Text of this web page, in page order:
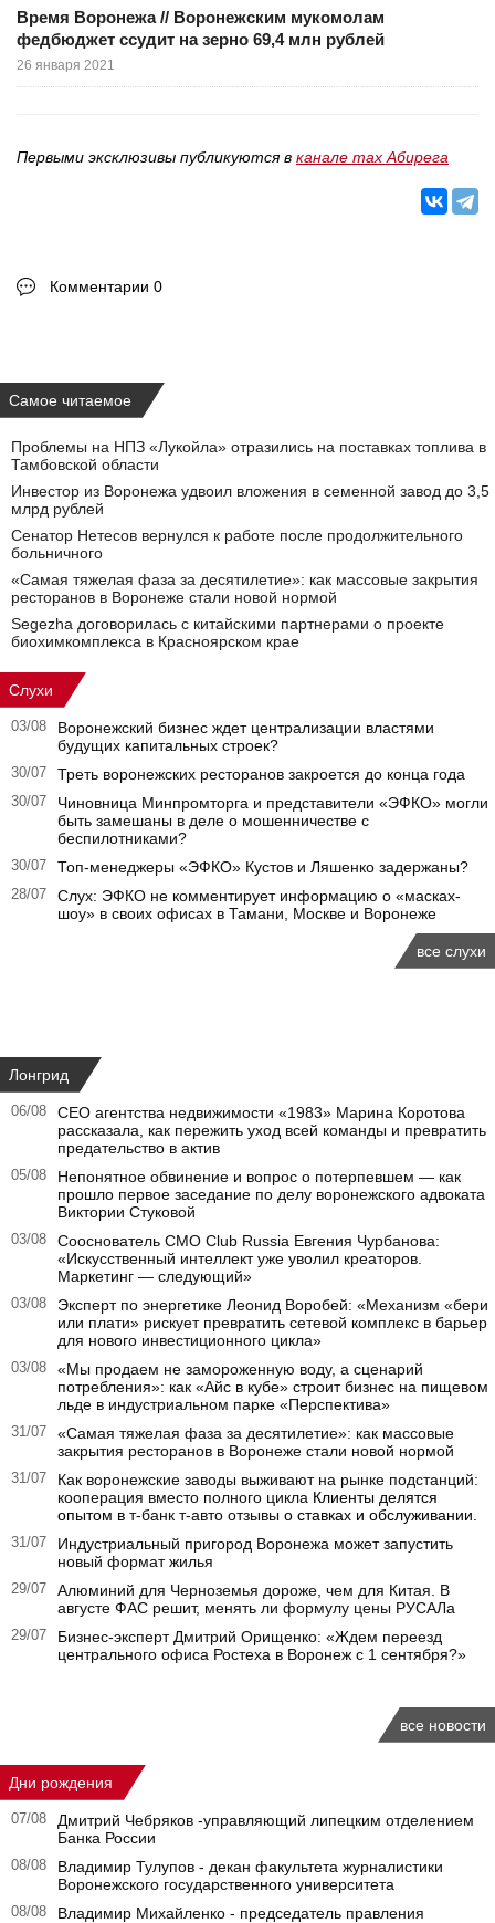
Время Воронежа // Воронежским мукомолам
федбюджет ссудит на зерно 69,4 млн рублей
26 января 2021
Первыми эксклюзивы публикуются в канале max Абирега
Комментарии 0
Самое читаемое
Проблемы на НПЗ «Лукойла» отразились на поставках топлива в
Тамбовской области
Инвестор из Воронежа удвоил вложения в семенной завод до 3,5
млрд рублей
Сенатор Нетесов вернулся к работе после продолжительного
больничного
«Самая тяжелая фаза за десятилетие»: как массовые закрытия
ресторанов в Воронеже стали новой нормой
Segezha договорилась с китайскими партнерами о проекте
биохимкомплекса в Красноярском крае
Слухи
03/08
Воронежский бизнес ждет централизации властями
будущих капитальных строек?
30/07 Треть воронежских ресторанов закроется до конца года
30/07
Чиновница Минпромторга и представители «ЭФКО» могли
быть замешаны в деле о мошенничестве с
беспилотниками?
30/07 Топ-менеджеры «ЭФКО» Кустов и Ляшенко задержаны?
28/07
Слух: ЭФКО не комментирует информацию о «масках-
шоу» в своих офисах в Тамани, Москве и Воронеже
все слухи
Лонгрид
06/08
CEO агентства недвижимости «1983» Марина Коротова
рассказала, как пережить уход всей команды и превратить
предательство в актив
05/08
Непонятное обвинение и вопрос о потерпевшем — как
прошло первое заседание по делу воронежского адвоката
Виктории Стуковой
03/08
Сооснователь CMO Club Russia Евгения Чурбанова:
«Искусственный интеллект уже уволил креаторов.
Маркетинг — следующий»
03/08
Эксперт по энергетике Леонид Воробей: «Механизм «бери
или плати» рискует превратить сетевой комплекс в барьер
для нового инвестиционного цикла»
03/08
«Мы продаем не замороженную воду, а сценарий
потребления»: как «Айс в кубе» строит бизнес на пищевом
льде в индустриальном парке «Перспектива»
31/07
«Самая тяжелая фаза за десятилетие»: как массовые
закрытия ресторанов в Воронеже стали новой нормой
31/07
Как воронежские заводы выживают на рынке подстанций:
кооперация вместо полного цикла Клиенты делятся
опытом в т-банк т-авто отзывы о ставках и обслуживании.
31/07
Индустриальный пригород Воронежа может запустить
новый формат жилья
29/07
Алюминий для Черноземья дороже, чем для Китая. В
августе ФАС решит, менять ли формулу цены РУСАЛа
29/07
Бизнес-эксперт Дмитрий Орищенко: «Ждем переезд
центрального офиса Ростеха в Воронеж с 1 сентября?»
все новости
Дни рождения
07/08
Дмитрий Чебряков -управляющий липецким отделением
Банка России
08/08
Владимир Тулупов - декан факультета журналистики
Воронежского государственного университета
08/08
Владимир Михайленко - председатель правления